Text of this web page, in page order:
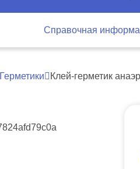
Справочная
Герметики Клей-герметик